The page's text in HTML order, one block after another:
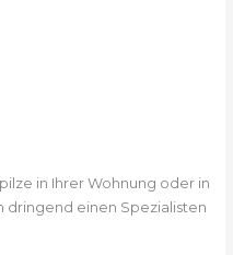
in Ihrer Wohnung oder in
dringend einen Spezialisten